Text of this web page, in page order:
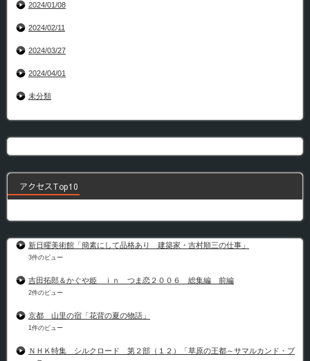
2024/01/08
2024/02/11
2024/03/27
2024/04/01
未分類
アクセスTop10
新日曜美術館「簡素にして品格あり 建築家・吉村順三の仕事」
3件のビュー
吉田拓郎＆かぐや姫 ｉｎ つま恋２００６ 総集編 前編
2件のビュー
京都 山里の宿「花背の夏の物語」
1件のビュー
ＮＨＫ特集 シルクロード 第２部（１２）「草原の王都～サマルカンド・ブ